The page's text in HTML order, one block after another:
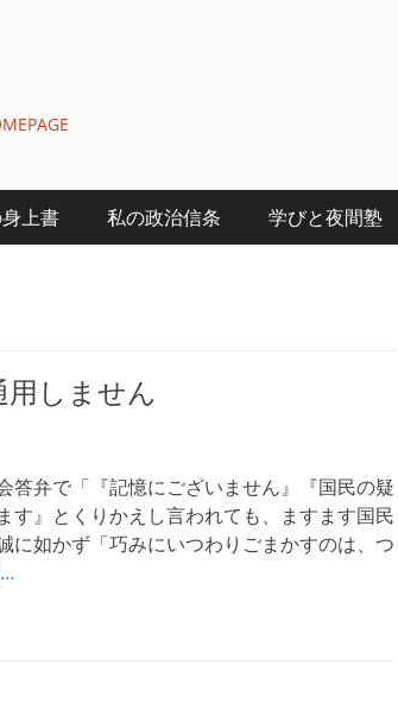
上書 私の政治信条 学びと夜間塾
用しません
答弁で「『記憶にございません』『国民の疑
す』とくりかえし言われても、ますます国民
に如かず「巧みにいつわりごまかすのは、つ